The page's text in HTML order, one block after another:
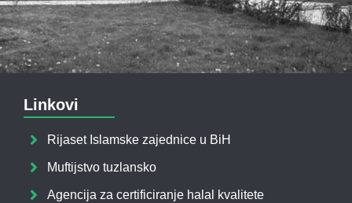
Linkovi
Rijaset Islamske zajednice u BiH
Muftijstvo tuzlansko
Agencija za certificiranje halal kvalitete